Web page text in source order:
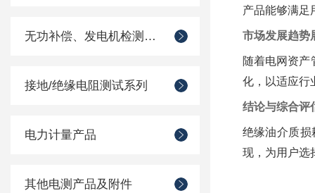
无功补偿、发电机检测仪器
接地/绝缘电阻测试系列
电力计量产品
其他电测产品及附件
产品能够满足
市场发展趋势
随着电网资
化，以适应行
结论与综合评
绝缘油介质
现，为用户选